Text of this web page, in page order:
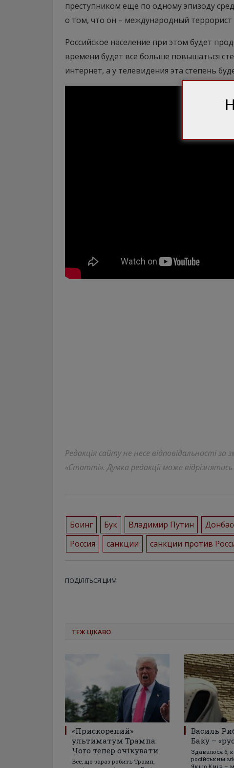
преступником еще по одному эпизоду
о том, что он – международный
Российское население при этом будет
времени будет все больше повышаться
интернет, а у телевидения эта степень
Редакція сайту не несе відповідальності за
«Статті». Думка редакції може відрізнятись
Боинг Бук Владимир Путин
Россия
санкции санкции против
ПОДІЛІТЬСЯ ЦИМ
ТЕЖ ЦІКАВО
«Прискорений»
ультиматум Трампа:
Чого тепер очікувати
Все, що зараз робить Трамп,
Василь
Баку –
Здавалося б,
російським
Якщо Київ –